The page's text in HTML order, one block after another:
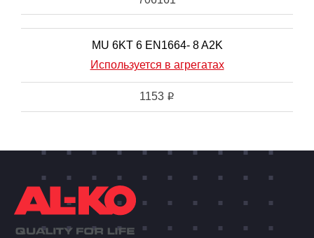
MU 6KT 6 EN1664- 8 A2K
Используется в агрегатах
1153 i